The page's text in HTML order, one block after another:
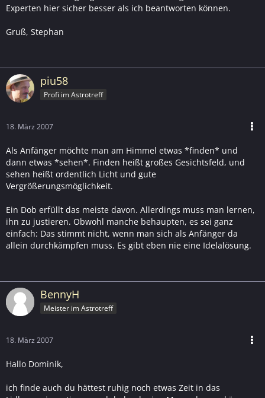
Experten hier sicher besser als ich beantworten können.
Gruß, Stephan
piu58
Profi im Astrotreff
18. März 2007
Als Anfänger möchte man am Himmel etwas *finden* und
dann etwas *sehen*. Finden heißt großes Gesichtsfeld, und
sehen heißt ordentlich Licht und gute
Vergrößerungsmöglichkeit.
Ein Dob erfüllt das meiste davon. Allerdings muss man lernen,
ihn zu justieren. Obwohl manche behaupten, es sei ganz
einfach: Das stimmt nicht, wenn man sich als Anfänger da
allein durchkämpfen muss. Es gibt eben nie eine Idelalösung.
BennyH
Meister im Astrotreff
18. März 2007
Hallo Dominik,
ich finde auch du hättest ruhig noch etwas Zeit in das